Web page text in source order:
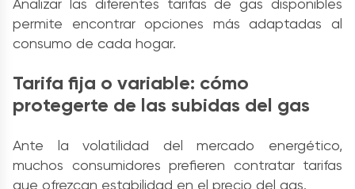
Analizar las diferentes tarifas de gas disponibles
permite encontrar opciones más adaptadas al
consumo de cada hogar.
Tarifa fija o variable: cómo
protegerte de las subidas del gas
Ante la volatilidad del mercado energético,
muchos consumidores prefieren contratar tarifas
que ofrezcan estabilidad en el precio del gas.